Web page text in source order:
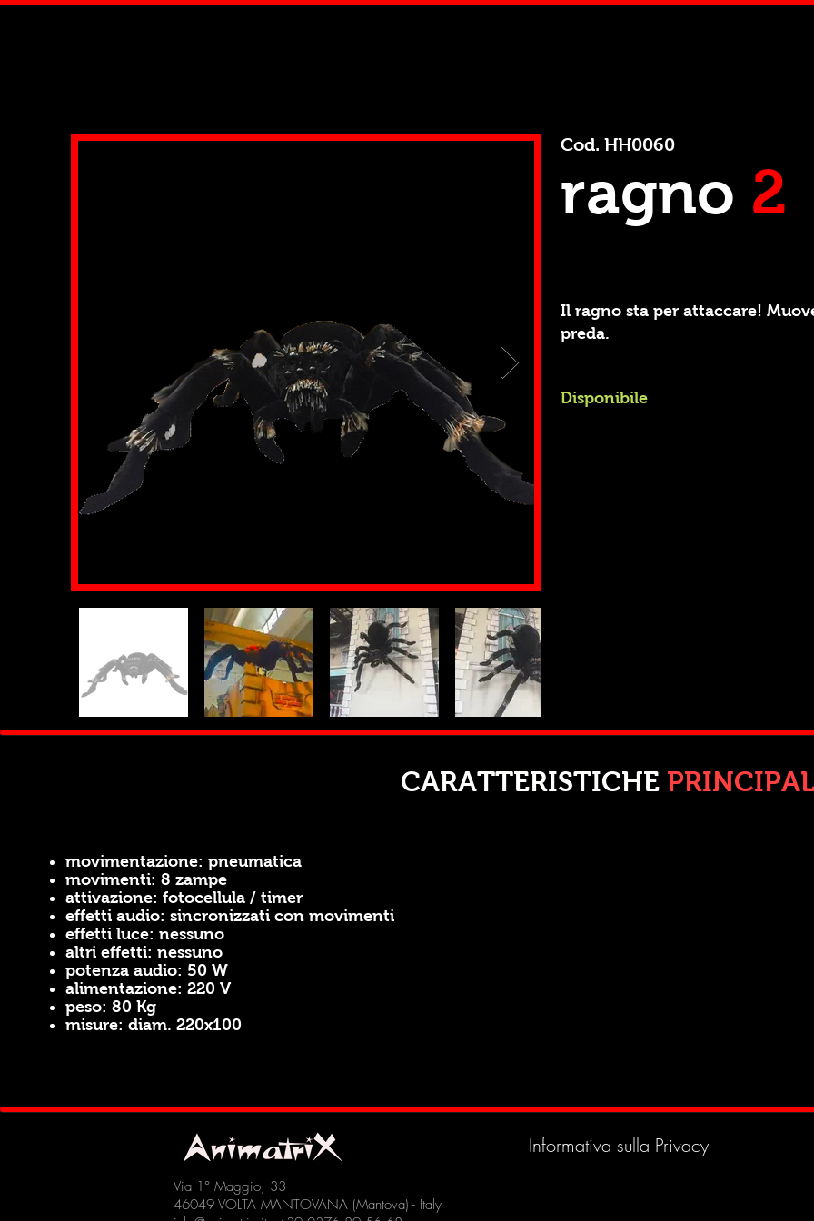
Cod. HH0060
ragno 2
Il ragno sta per attaccare!
preda.
Disponibile
CARATTERISTICHE
movimentazione: pneumatica
movimenti: 8 zampe
attivazione: fotocellula / timer
effetti audio: sincronizzati con movimenti
effetti luce: nessuno
altri effetti: nessuno
potenza audio: 50 W
alimentazione: 220 V
peso: 80 Kg
misure: diam. 220x100
Informativa sulla Privacy
Via 1° Maggio, 33
46049 VOLTA MANTOVANA (Mantova) - Italy